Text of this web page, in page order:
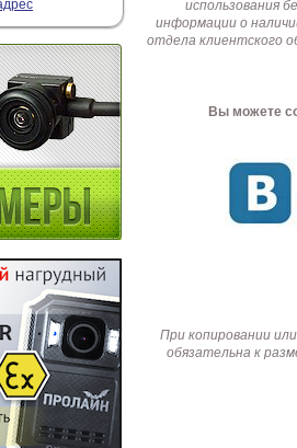
использования
информации о
отдела клиентского
Вы можете
При копировании
обязательна к